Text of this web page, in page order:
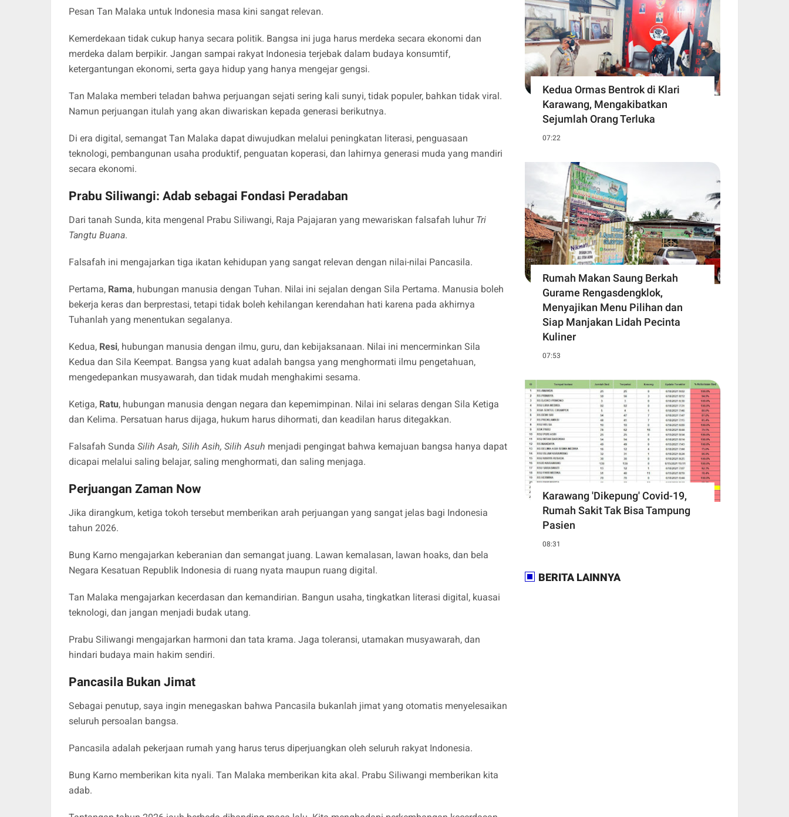
Pesan Tan Malaka untuk Indonesia masa kini sangat relevan.
Kemerdekaan tidak cukup hanya secara politik. Bangsa ini juga harus merdeka secara ekonomi dan
merdeka dalam berpikir. Jangan sampai rakyat Indonesia terjebak dalam budaya konsumtif,
ketergantungan ekonomi, serta gaya hidup yang hanya mengejar gengsi.
Tan Malaka memberi teladan bahwa perjuangan sejati sering kali sunyi, tidak populer, bahkan tidak viral.
Namun perjuangan itulah yang akan diwariskan kepada generasi berikutnya.
Di era digital, semangat Tan Malaka dapat diwujudkan melalui peningkatan literasi, penguasaan
teknologi, pembangunan usaha produktif, penguatan koperasi, dan lahirnya generasi muda yang mandiri
secara ekonomi.
Prabu Siliwangi: Adab sebagai Fondasi Peradaban
Dari tanah Sunda, kita mengenal Prabu Siliwangi, Raja Pajajaran yang mewariskan falsafah luhur Tri
Tangtu Buana.
Falsafah ini mengajarkan tiga ikatan kehidupan yang sangat relevan dengan nilai-nilai Pancasila.
Pertama, Rama, hubungan manusia dengan Tuhan. Nilai ini sejalan dengan Sila Pertama. Manusia boleh
bekerja keras dan berprestasi, tetapi tidak boleh kehilangan kerendahan hati karena pada akhirnya
Tuhanlah yang menentukan segalanya.
Kedua, Resi, hubungan manusia dengan ilmu, guru, dan kebijaksanaan. Nilai ini mencerminkan Sila
Kedua dan Sila Keempat. Bangsa yang kuat adalah bangsa yang menghormati ilmu pengetahuan,
mengedepankan musyawarah, dan tidak mudah menghakimi sesama.
Ketiga, Ratu, hubungan manusia dengan negara dan kepemimpinan. Nilai ini selaras dengan Sila Ketiga
dan Kelima. Persatuan harus dijaga, hukum harus dihormati, dan keadilan harus ditegakkan.
Falsafah Sunda Silih Asah, Silih Asih, Silih Asuh menjadi pengingat bahwa kemajuan bangsa hanya dapat
dicapai melalui saling belajar, saling menghormati, dan saling menjaga.
Perjuangan Zaman Now
Jika dirangkum, ketiga tokoh tersebut memberikan arah perjuangan yang sangat jelas bagi Indonesia
tahun 2026.
Bung Karno mengajarkan keberanian dan semangat juang. Lawan kemalasan, lawan hoaks, dan bela
Negara Kesatuan Republik Indonesia di ruang nyata maupun ruang digital.
Tan Malaka mengajarkan kecerdasan dan kemandirian. Bangun usaha, tingkatkan literasi digital, kuasai
teknologi, dan jangan menjadi budak utang.
Prabu Siliwangi mengajarkan harmoni dan tata krama. Jaga toleransi, utamakan musyawarah, dan
hindari budaya main hakim sendiri.
Pancasila Bukan Jimat
Sebagai penutup, saya ingin menegaskan bahwa Pancasila bukanlah jimat yang otomatis menyelesaikan
seluruh persoalan bangsa.
Pancasila adalah pekerjaan rumah yang harus terus diperjuangkan oleh seluruh rakyat Indonesia.
Bung Karno memberikan kita nyali. Tan Malaka memberikan kita akal. Prabu Siliwangi memberikan kita
adab.
Kedua Ormas Bentrok di Klari
Karawang, Mengakibatkan
Sejumlah Orang Terluka
07:22
Rumah Makan Saung Berkah
Gurame Rengasdengklok,
Menyajikan Menu Pilihan dan
Siap Manjakan Lidah Pecinta
Kuliner
07:53
Karawang 'Dikepung' Covid-19,
Rumah Sakit Tak Bisa Tampung
Pasien
08:31
BERITA LAINNYA